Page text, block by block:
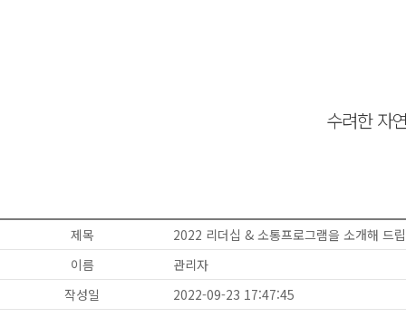
수려한 자
제목
2022 리더십 & 소통프로그램을 소개해 드
이름
관리자
작성일
2022-09-23 17:47:45